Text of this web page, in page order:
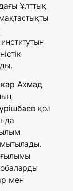
Ұлттық
Ахмад
қол
ғылымы
мен